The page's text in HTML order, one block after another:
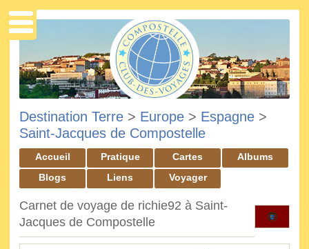
Destination Terre > Europe > Espagne >
Saint-Jacques de Compostelle
Accueil Pratique Cartes
Albums
Blogs
Liens Voyager
Carnet de voyage de richie92 à Saint-
Jacques de Compostelle